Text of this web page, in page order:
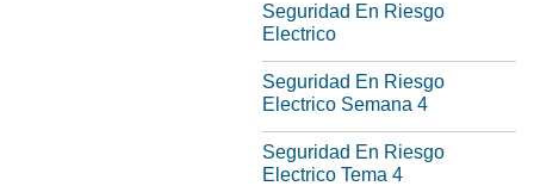
Seguridad En Riesgo
Electrico
Seguridad En Riesgo
Electrico Semana 4
Seguridad En Riesgo
Electrico Tema 4